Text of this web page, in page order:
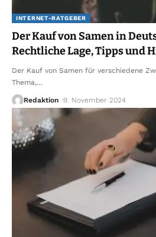
INTERNET-RATGEBER
Der Kauf von Samen in
Rechtliche Lage, Tipps und
Der Kauf von Samen für verschiedene
Thema,…
Redaktion 9. November 2024